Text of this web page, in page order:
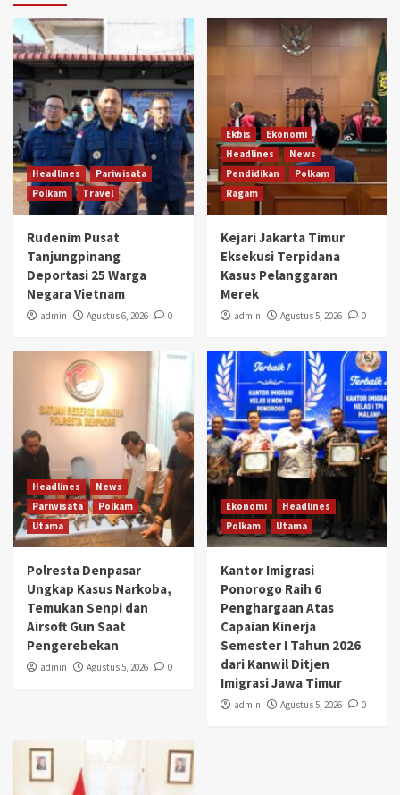
Headlines
Pariwisata
Polkam
Travel
Rudenim Pusat
Tanjungpinang
Deportasi 25 Warga
Negara Vietnam
admin Agustus 6, 2026 0
Ekbis
Ekonomi
Headlines
News
Pendidikan
Polkam
Ragam
Kejari Jakarta Timur
Eksekusi Terpidana
Kasus Pelanggaran
Merek
admin Agustus 5, 2026 0
Headlines
News
Pariwisata
Polkam
Utama
Polresta Denpasar
Ungkap Kasus Narkoba,
Temukan Senpi dan
Airsoft Gun Saat
Pengerebekan
admin Agustus 5, 2026 0
Ekonomi
Headlines
Polkam
Utama
Kantor Imigrasi
Ponorogo Raih 6
Penghargaan Atas
Capaian Kinerja
Semester I Tahun 2026
dari Kanwil Ditjen
Imigrasi Jawa Timur
admin Agustus 5, 2026 0